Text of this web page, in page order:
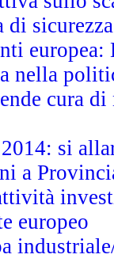
nella
cura
si
a
europeo